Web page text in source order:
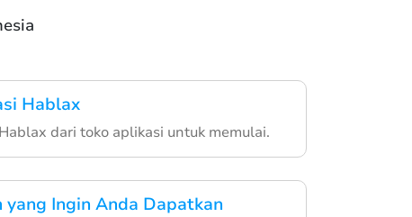
Hablax
dari toko aplikasi untuk memulai.
yang Ingin Anda Dapatkan